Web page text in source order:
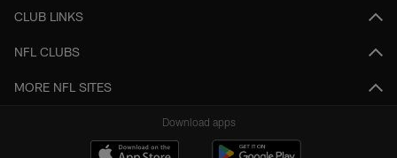
CLUB LINKS
NFL CLUBS
MORE NFL SITES
Download apps